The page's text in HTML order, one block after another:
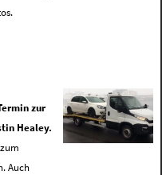
zur
Healey.
Auch